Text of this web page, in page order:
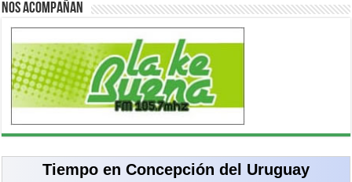
Nos acompañan
Tiempo en Concepción del Uruguay